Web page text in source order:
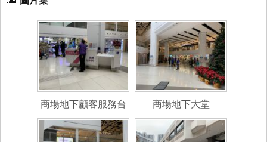
商場地下顧客服務台 商場地下大堂